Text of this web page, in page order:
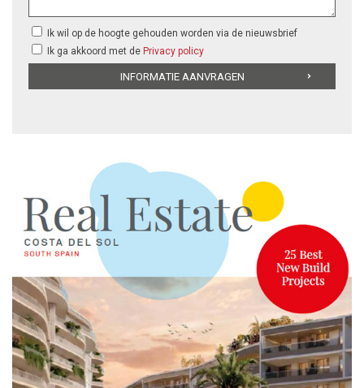
Ik wil op de hoogte gehouden worden via de nieuwsbrief
Ik ga akkoord met de Privacy policy